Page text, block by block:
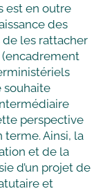
est en outre
des
de les rattacher
(encadrement
souhaite
perspective
Ainsi, la
et de la
d’un projet de
et